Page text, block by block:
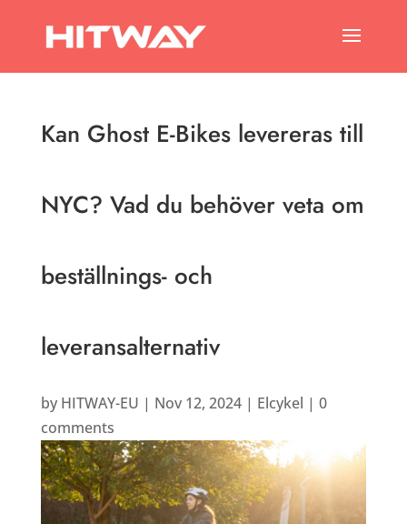
Kan Ghost E-Bikes levereras till
NYC? Vad du behöver veta om
beställnings- och
leveransalternativ
by HITWAY-EU | Nov 12, 2024| Elcykel | 0
comments